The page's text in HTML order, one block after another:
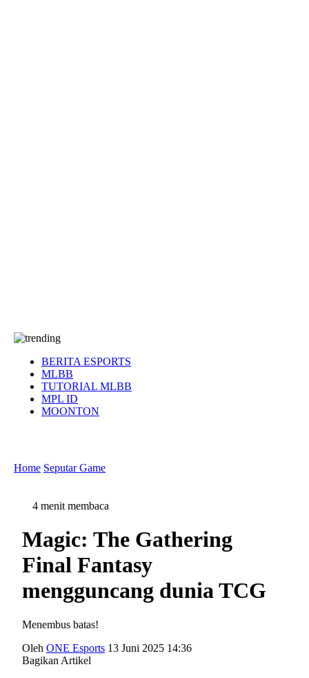
BERITA ESPORTS
MLBB
TUTORIAL MLBB
MPL ID
MOONTON
Home Seputar Game
4 menit membaca
Magic: The Gathering
Final Fantasy
mengguncang dunia TCG
Menembus batas!
Oleh ONE Esports 13 Juni 2025 14:36
Bagikan Artikel